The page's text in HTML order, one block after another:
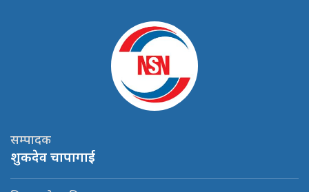
सम्पादक
शुकदेव चापागाई